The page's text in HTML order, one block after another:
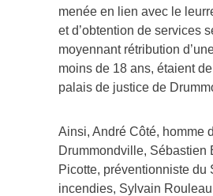
menée en lien avec le
et d’obtention de services
moyennant rétribution
moins de 18 ans, étaient
palais de justice de
Ainsi, André Côté, homme
Drummondville, Sébastien
Picotte, préventionniste du
incendies, Sylvain